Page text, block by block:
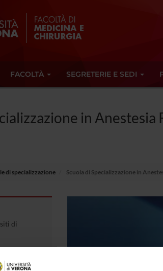
FACOLTÀ SEGRETERIE E SEDI
in
di specializzazione Scuola di Specializzazione in
di